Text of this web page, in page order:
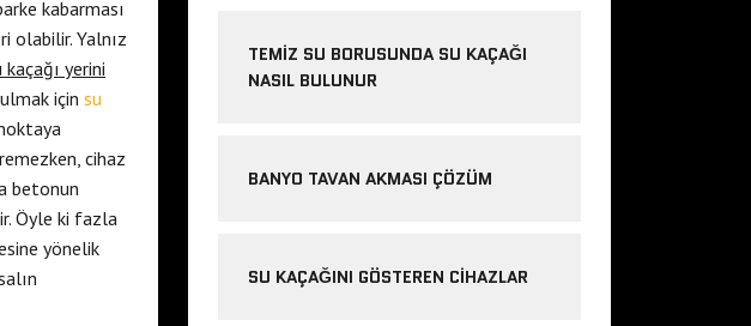
kabarması
olabilir. Yalnız
yerini
için su
cihaz
betonun
Öyle ki fazla
yönelik
TEMIZ SU BORUSUNDA SU KAÇAĞI
NASIL BULUNUR
BANYO TAVAN AKMASI ÇÖZÜM
SU KAÇAĞINI GÖSTEREN CIHAZLAR